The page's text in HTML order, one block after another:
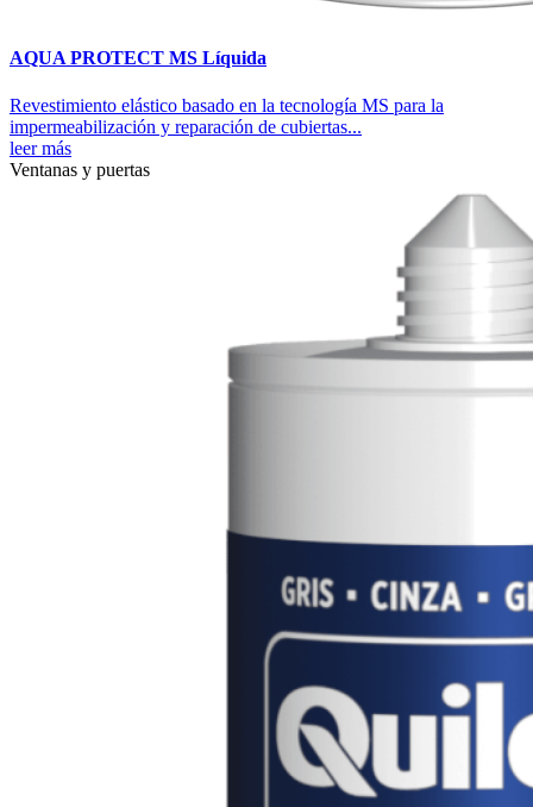
AQUA PROTECT MS Líquida
Revestimiento elástico basado en la tecnología MS para la
impermeabilización y reparación de cubiertas...
leer más
Ventanas y puertas